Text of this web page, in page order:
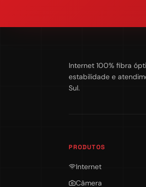
Internet 100% fibra
estabilidade e
Sul.
PRODUTOS
Internet
Câmera